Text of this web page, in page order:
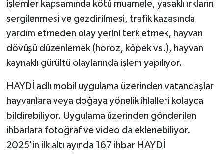
işlemler kapsamında kötü muamele, yasaklı ırkların
sergilenmesi ve gezdirilmesi, trafik kazasında
yardım etmeden olay yerini terk etmek, hayvan
dövüşü düzenlemek (horoz, köpek vs.), hayvan
kaynaklı gürültü olaylarında işlem yapılıyor.
HAYDİ adlı mobil uygulama üzerinden vatandaşlar
hayvanlara veya doğaya yönelik ihlalleri kolayca
bildirebiliyor. Uygulama üzerinden gönderilen
ihbarlara fotoğraf ve video da eklenebiliyor.
2025'in ilk altı ayında 167 ihbar HAYDİ